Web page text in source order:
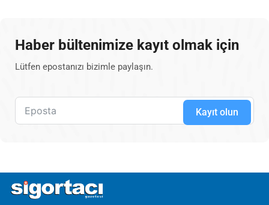
Haber bültenimize kayıt olmak için
Lütfen epostanızı bizimle paylaşın.
Kayıt olun